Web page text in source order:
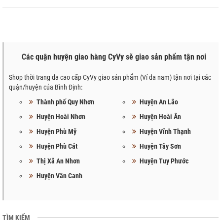
Các quận huyện giao hàng CyVy sẽ giao sản phẩm tận nơi
Shop thời trang da cao cấp CyVy giao sản phẩm (Ví da nam) tận nơi tại các
quận/huyện của Bình Định:
Thành phố Quy Nhơn
Huyện An Lão
Huyện Hoài Nhơn
Huyện Hoài Ân
Huyện Phù Mỹ
Huyện Vĩnh Thạnh
Huyện Phù Cát
Huyện Tây Sơn
Thị Xã An Nhơn
Huyện Tuy Phước
Huyện Vân Canh
TÌM KIẾM